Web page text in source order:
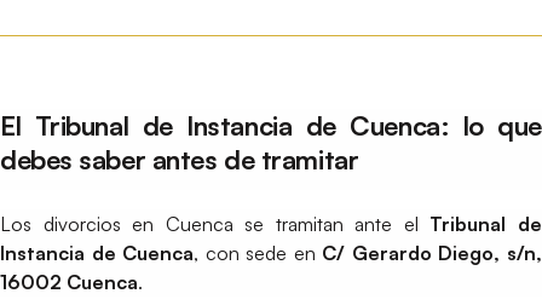
El Tribunal de Instancia de Cuenca: lo que
debes saber antes de tramitar
Los divorcios en Cuenca se tramitan ante el Tribunal de
Instancia de Cuenca, con sede en C/ Gerardo Diego, s/n,
16002 Cuenca.